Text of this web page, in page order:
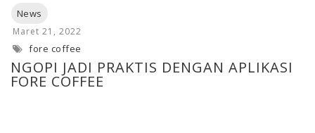
NGOPI JADI PRAKTIS DENGAN APLIKASI
FORE COFFEE
fore coffee